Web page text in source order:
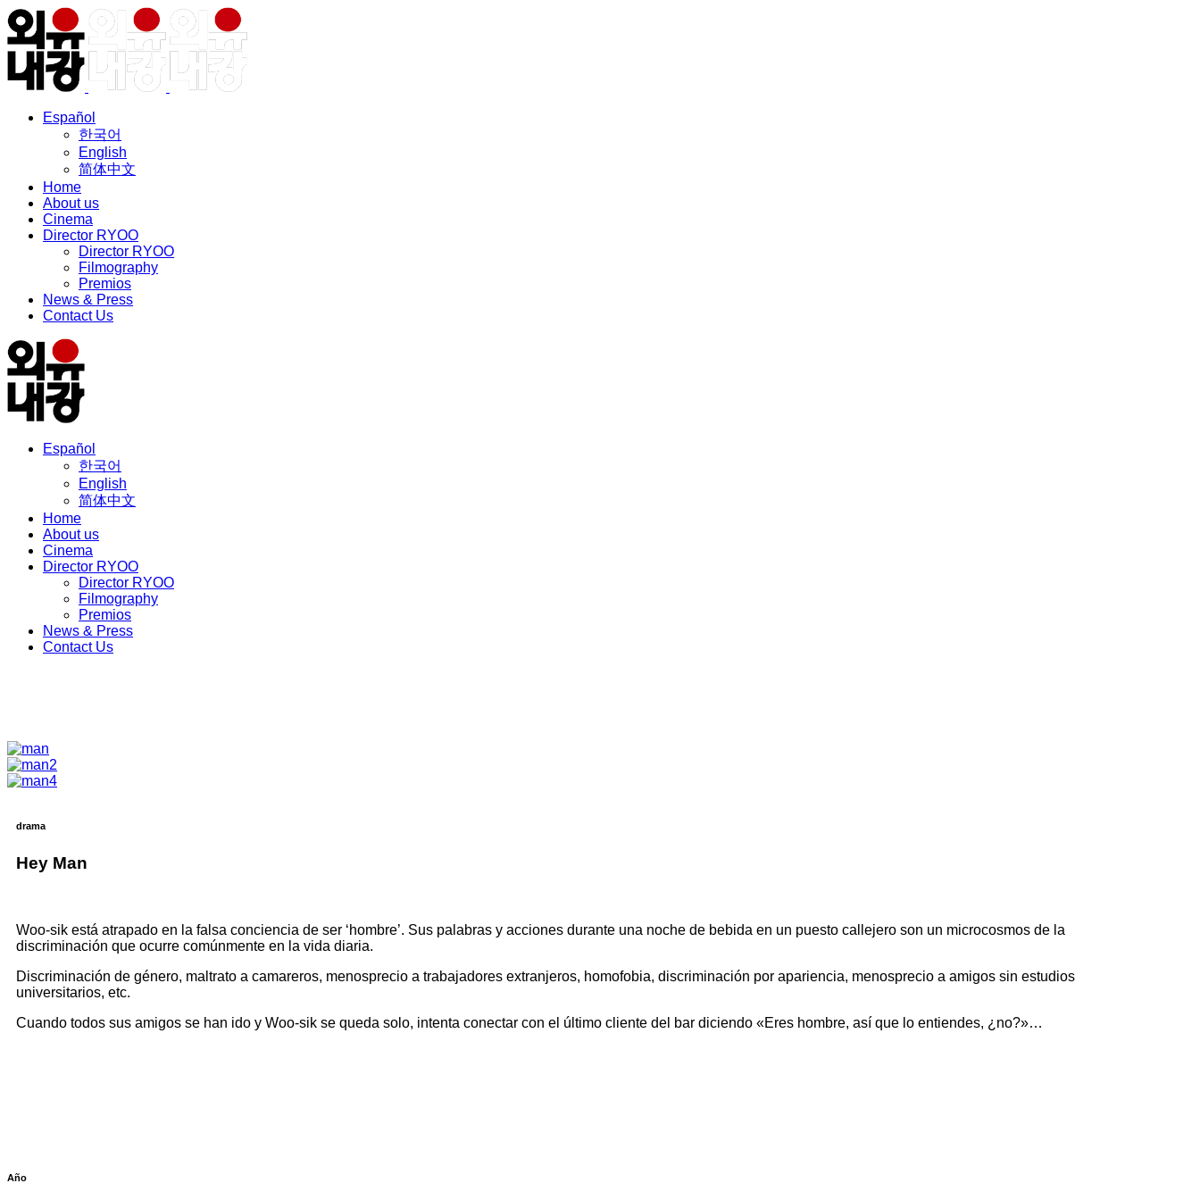
Español
한국어
English
简体中文
Home
About us
Cinema
Director RYOO
Director RYOO
Filmography
Premios
News & Press
Contact Us
Español
한국어
English
简体中文
Home
About us
Cinema
Director RYOO
Director RYOO
Filmography
Premios
News & Press
Contact Us
drama
Hey Man
Woo-sik está atrapado en la falsa conciencia de ser ‘hombre’. Sus palabras y acciones durante una noche de bebida en un puesto callejero son un microcosmos de la
discriminación que ocurre comúnmente en la vida diaria.
Discriminación de género, maltrato a camareros, menosprecio a trabajadores extranjeros, homofobia, discriminación por apariencia, menosprecio a amigos sin estudios
universitarios, etc.
Cuando todos sus amigos se han ido y Woo-sik se queda solo, intenta conectar con el último cliente del bar diciendo «Eres hombre, así que lo entiendes, ¿no?»…
Año